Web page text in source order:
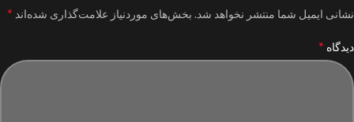
نشانی ایمیل شما منتشر نخواهد شد. بخش‌های موردنیاز علامت‌گذاری شده‌اند *
دیدگاه *